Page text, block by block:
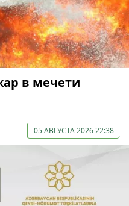
в мечети
05 АВГУСТА 2026 22:38